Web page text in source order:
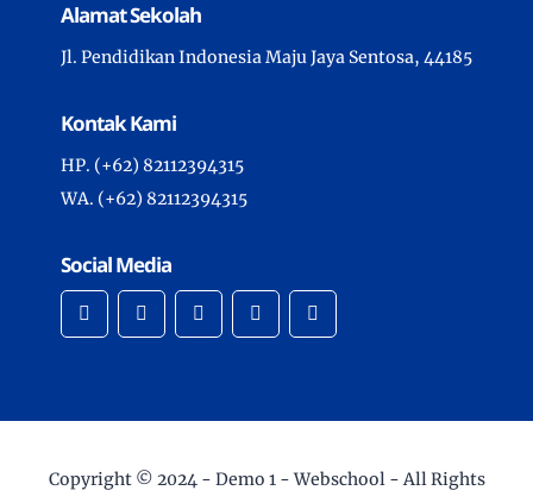
Alamat Sekolah
Jl. Pendidikan Indonesia Maju Jaya Sentosa, 44185
Kontak Kami
HP. (+62) 82112394315
WA. (+62) 82112394315
Social Media
Copyright © 2024 - Demo 1 - Webschool- All Rights